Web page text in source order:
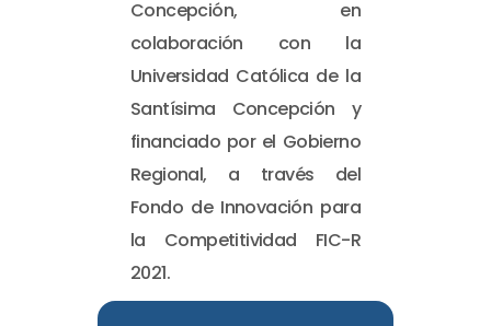
Concepción, en
colaboración con la
Universidad Católica de la
Santísima Concepción y
financiado por el Gobierno
Regional, a través del
Fondo de Innovación para
la Competitividad FIC-R
2021.